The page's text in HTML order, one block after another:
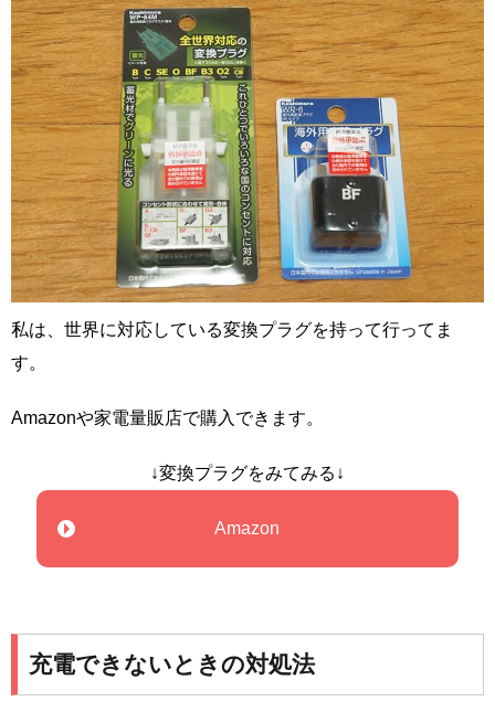
私は、世界に対応している変換プラグを持って行ってま
す。
Amazonや家電量販店で購入できます。
↓変換プラグをみてみる↓
Amazon
充電できないときの対処法